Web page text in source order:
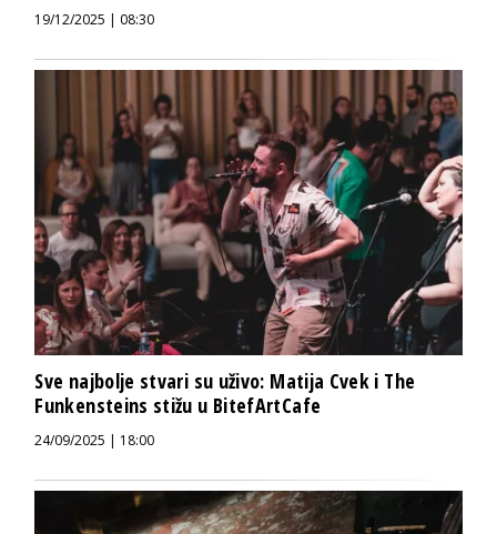
19/12/2025 | 08:30
Sve najbolje stvari su uživo: Matija Cvek i The
Funkensteins stižu u BitefArtCafe
24/09/2025 | 18:00